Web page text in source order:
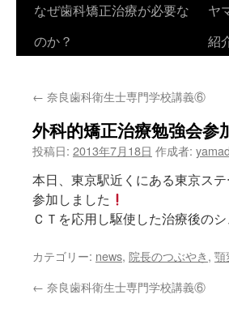
ン
ン
ツ
へ
ッ
プ
なぜ歯科矯正治療が必要な
のか？
ヤ
紹
← 奈良歯科衛生士専門学校講義⑥
外科的矯正治療勉強会参
投稿日: 2013年7月18日 作成者:
本日、東京駅近くにある東京ス
参加しました
ＣＴを応用し駆使した治療後の
カテゴリー: news, 院長のつぶやき, 顎
← 奈良歯科衛生士専門学校講義⑥